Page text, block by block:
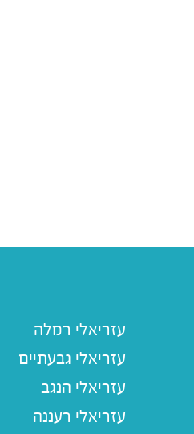
עזריאלי רמלה
עזריאלי גבעתיים
עזריאלי הנגב
עזריאלי רעננה